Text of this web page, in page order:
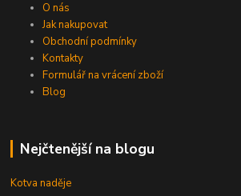
O nás
Jak nakupovat
Obchodní podmínky
Kontakty
Formulář na vrácení zboží
Blog
Nejčtenější na blogu
Kotva naděje